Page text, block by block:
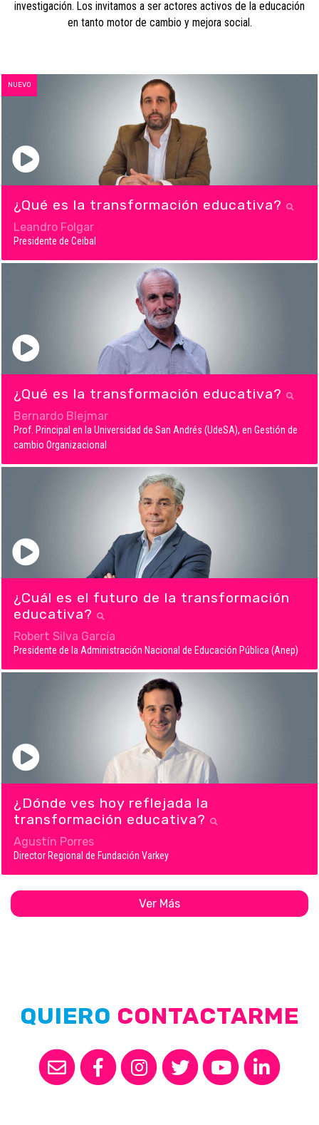
investigación. Los invitamos a ser actores activos de la educación
en tanto motor de cambio y mejora social.
NUEVO
¿Qué es la transformación educativa?
Leandro Folgar
Presidente de Ceibal
¿Qué es la transformación educativa?
Bernardo Blejmar
Prof. Principal en la Universidad de San Andrés (UdeSA), en Gestión de
cambio Organizacional
¿Cuál es el futuro de la transformación
educativa?
Robert Silva García
Presidente de la Administración Nacional de Educación Pública (Anep)
¿Dónde ves hoy reflejada la
transformación educativa?
Agustín Porres
Director Regional de Fundación Varkey
Ver Más
QUIERO CONTACTARME